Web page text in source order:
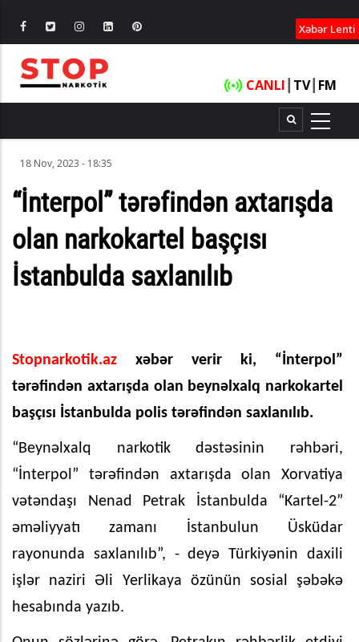
Xəbər Lenti
CANLI TV┃ FM
18 Nov, 2023 - 18:35
“İnterpol” tərəfindən axtarışda
olan narkokartel başçısı
İstanbulda saxlanılıb
Stopnarkotik.az xəbər verir ki, “İnterpol”
tərəfindən axtarışda olan beynəlxalq narkokartel
başçısı İstanbulda polis tərəfindən saxlanılıb.
“Beynəlxalq narkotik dəstəsinin rəhbəri,
“İnterpol” tərəfindən axtarışda olan Xorvatiya
vətəndaşı Nenad Petrak İstanbulda “Kartel-2”
əməliyyatı zamanı İstanbulun Üsküdar
rayonunda saxlanılıb”, - deyə Türkiyənin daxili
işlər naziri Əli Yerlikaya özünün sosial şəbəkə
hesabında yazıb.